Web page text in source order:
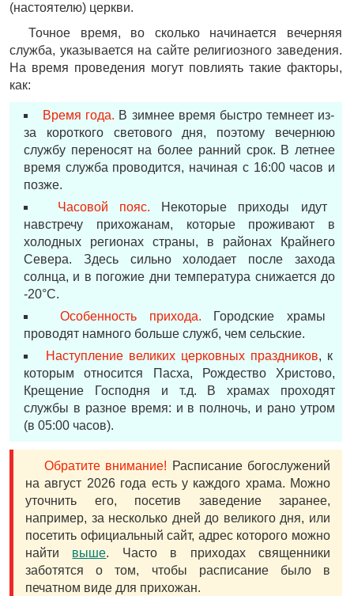
(настоятелю) церкви.
Точное время, во сколько начинается вечерняя
служба, указывается на сайте религиозного заведения.
На время проведения могут повлиять такие факторы,
как:
Время года. В зимнее время быстро темнеет из-
за короткого светового дня, поэтому вечернюю
службу переносят на более ранний срок. В летнее
время служба проводится, начиная с 16:00 часов и
позже.
Часовой пояс. Некоторые приходы идут
навстречу прихожанам, которые проживают в
холодных регионах страны, в районах Крайнего
Севера. Здесь сильно холодает после захода
солнца, и в погожие дни температура снижается до
-20°С.
Особенность прихода. Городские храмы
проводят намного больше служб, чем сельские.
Наступление великих церковных праздников, к
которым относится Пасха, Рождество Христово,
Крещение Господня и т.д. В храмах проходят
службы в разное время: и в полночь, и рано утром
(в 05:00 часов).
Обратите внимание! Расписание богослужений
на август 2026 года есть у каждого храма. Можно
уточнить его, посетив заведение заранее,
например, за несколько дней до великого дня, или
посетить официальный сайт, адрес которого можно
найти выше. Часто в приходах священники
заботятся о том, чтобы расписание было в
печатном виде для прихожан.